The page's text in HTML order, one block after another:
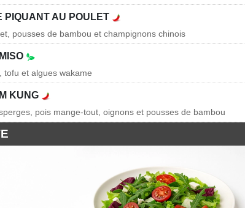
PIQUANT AU POULET
pousses de bambou et champignons chinois
tofu et algues wakame
KUNG
pois mange-tout, oignons et pousses de bambou